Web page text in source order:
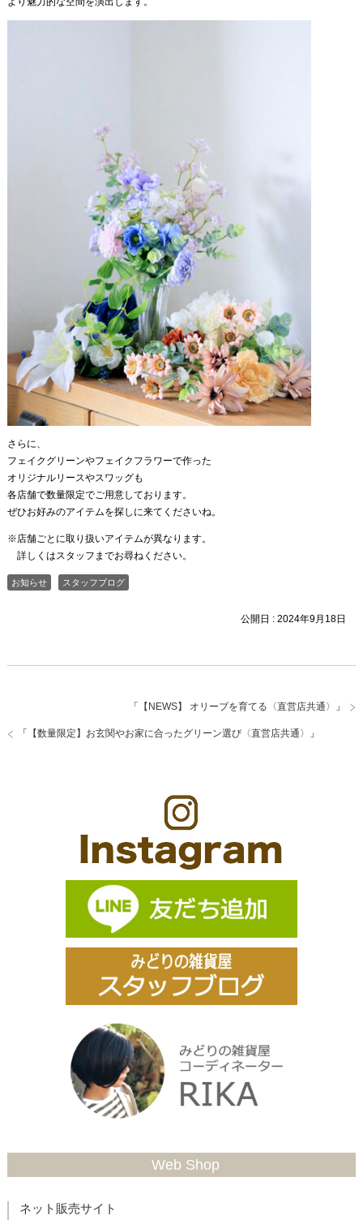
さらに、
フェイクグリーンやフェイクフラワーで作った
オリジナルリースやスワッグも
各店舗で数量限定でご用意しております。
ぜひお好みのアイテムを探しに来てくださいね。
※店舗ごとに取り扱いアイテムが異なります。
詳しくはスタッフまでお尋ねください。
お知らせ スタッフブログ
公開日 :2024年9月18日
「 【NEWS】 オリーブを育てる〈直営店共通〉 」
「 【数量限定】お玄関やお家に合ったグリーン選び〈直営店共通〉 」
Web Shop
ネット販売サイト